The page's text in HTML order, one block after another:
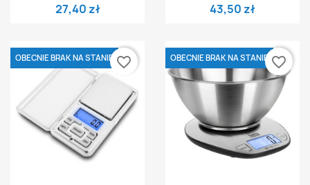
27,40 zł
43,50 zł
OBECNIE BRAK NA STANIE favorite_border OBECNIE BRAK NA STANIE favorite_border